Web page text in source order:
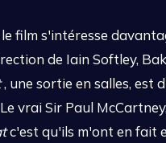
film s'intéresse
de Iain Softley,
, une sortie en salles, est
vrai Sir Paul
c'est qu'ils m'ont en fait